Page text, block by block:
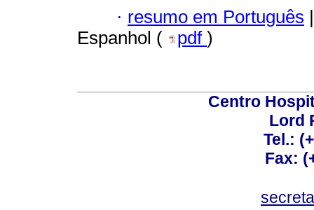
· resumo em Português
Espanhol (
pdf )
Centro
Lord
Tel.:
Fax: